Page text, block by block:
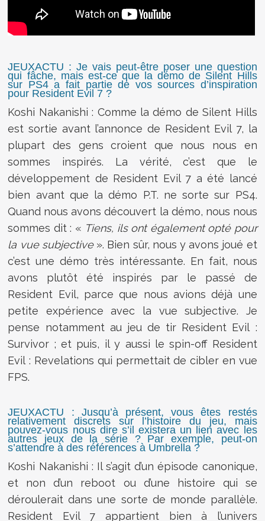
JEUXACTU : Je vais peut-être poser une question
qui fâche, mais est-ce que la démo de Silent Hills
sur PS4 a fait partie de vos sources d’inspiration
pour Resident Evil 7 ?
Koshi Nakanishi : Comme la démo de Silent Hills
est sortie avant l’annonce de Resident Evil 7, la
plupart des gens croient que nous nous en
sommes inspirés. La vérité, c’est que le
développement de Resident Evil 7 a été lancé
bien avant que la démo P.T. ne sorte sur PS4.
Quand nous avons découvert la démo, nous nous
sommes dit : « Tiens, ils ont également opté pour
la vue subjective». Bien sûr, nous y avons joué et
c’est une démo très intéressante. En fait, nous
avons plutôt été inspirés par le passé de
Resident Evil, parce que nous avions déjà une
petite expérience avec la vue subjective. Je
pense notamment au jeu de tir Resident Evil :
Survivor ; et puis, il y aussi le spin-off Resident
Evil : Revelations qui permettait de cibler en vue
FPS.
JEUXACTU : Jusqu’à présent, vous êtes restés
relativement discrets sur l’histoire du jeu, mais
pouvez-vous nous dire s’il existera un lien avec les
autres jeux de la série ? Par exemple, peut-on
s’attendre à des références à Umbrella ?
Koshi Nakanishi : Il s’agit d’un épisode canonique,
et non d’un reboot ou d’une histoire qui se
déroulerait dans une sorte de monde parallèle.
Resident Evil 7 appartient bien à l’univers